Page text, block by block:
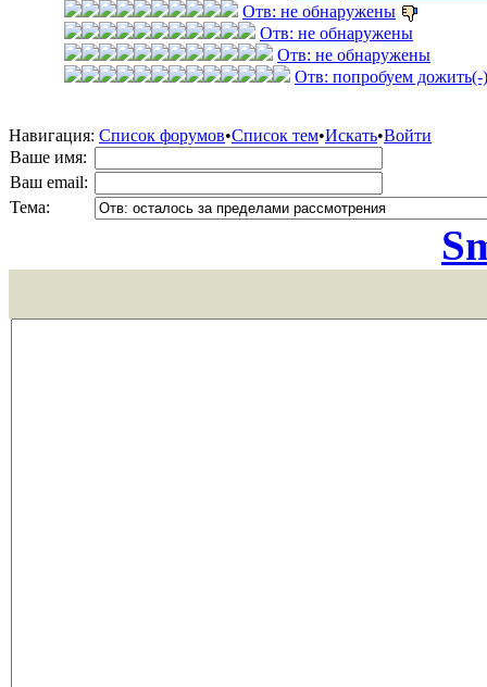
Отв: не обнаружены
Отв: не обнаружены
Отв: не обнаружены
Отв: попробуем дожить(-)
Навигация: Список форумов•Список тем•Искать•Войти
Ваше имя:
Ваш email:
Тема: